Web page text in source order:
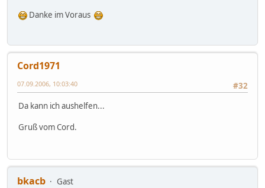
Danke im Voraus
Cord1971
#32
07.09.2006, 10:03:40
Da kann ich aushelfen...
Gruß vom Cord.
bkacb
Gast